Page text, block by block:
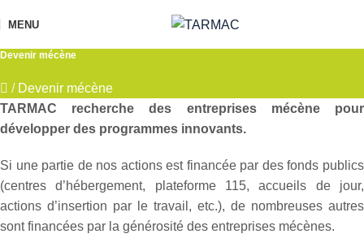
MENU
Devenir mécène
/ Devenir mécène
TARMAC recherche des entreprises mécène pour
développer des programmes innovants.
Si une partie de nos actions est financée par des fonds publics
(centres d’hébergement, plateforme 115, accueils de jour,
actions d’insertion par le travail, etc.), de nombreuses autres
sont financées par la générosité des entreprises mécènes.